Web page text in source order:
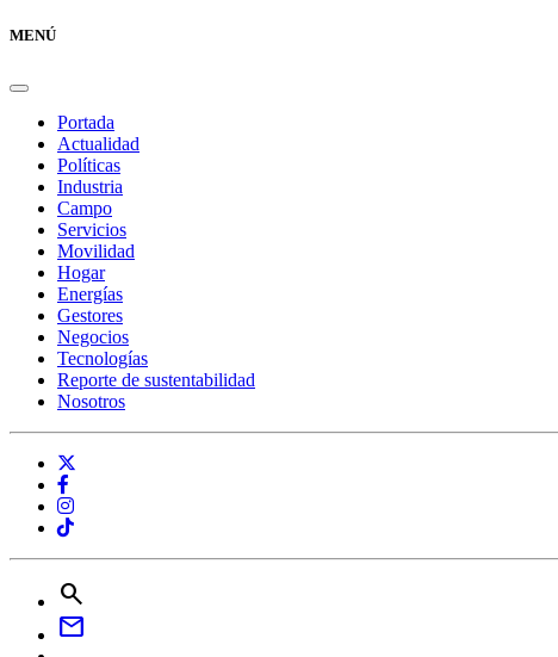
MENÚ
Portada
Actualidad
Políticas
Industria
Campo
Servicios
Movilidad
Hogar
Energías
Gestores
Negocios
Tecnologías
Reporte de sustentabilidad
Nosotros
search
mail